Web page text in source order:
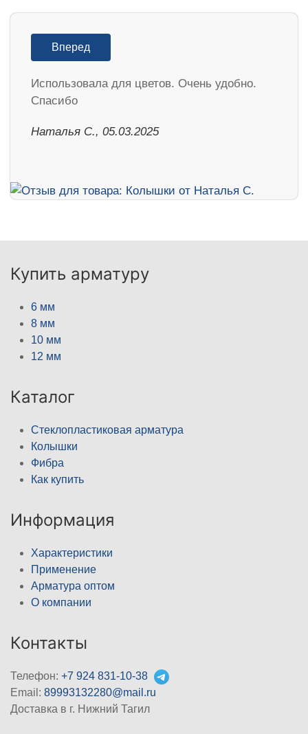
Вперед
Использовала для цветов. Очень удобно.
Спасибо
Наталья С., 05.03.2025
Купить арматуру
6 мм
8 мм
10 мм
12 мм
Каталог
Стеклопластиковая арматура
Колышки
Фибра
Как купить
Информация
Характеристики
Применение
Арматура оптом
О компании
Контакты
Телефон: +7 924 831-10-38
Email: 89993132280@mail.ru
Доставка в г. Нижний Тагил